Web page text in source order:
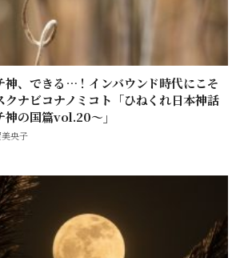
神、できる…！インバウンド時代にこそ
クナビコナノミコト「ひねくれ日本神話
神の国篇vol.20〜」
美央子